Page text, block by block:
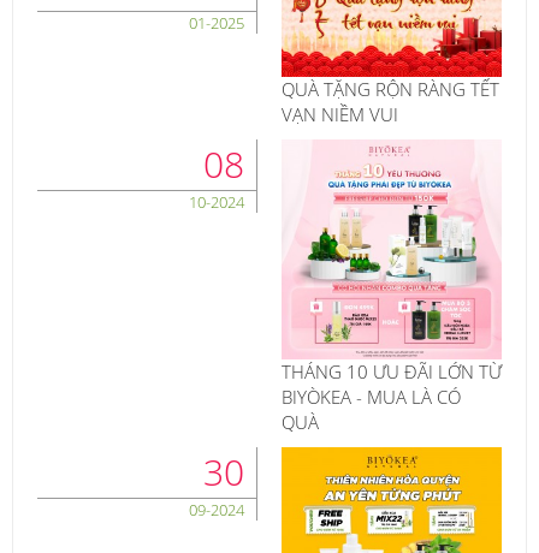
01-2025
QUÀ TẶNG RỘN RÀNG TẾT
VẠN NIỀM VUI
08
10-2024
THÁNG 10 ƯU ĐÃI LỚN TỪ
BIYÒKEA - MUA LÀ CÓ
QUÀ
30
09-2024